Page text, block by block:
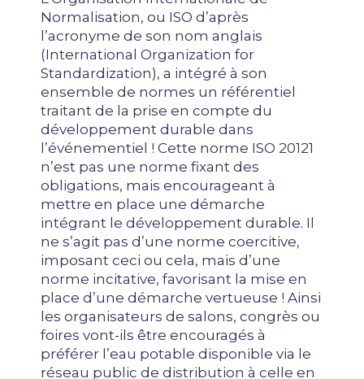
Normalisation, ou ISO d’après
l’acronyme de son nom anglais
(International Organization for
Standardization), a intégré à son
ensemble de normes un référentiel
traitant de la prise en compte du
développement durable dans
l’événementiel ! Cette norme ISO 20121
n’est pas une norme fixant des
obligations, mais encourageant à
mettre en place une démarche
intégrant le développement durable. Il
ne s’agit pas d’une norme coercitive,
imposant ceci ou cela, mais d’une
norme incitative, favorisant la mise en
place d’une démarche vertueuse ! Ainsi
les organisateurs de salons, congrès ou
foires vont-ils être encouragés à
préférer l’eau potable disponible via le
réseau public de distribution à celle en